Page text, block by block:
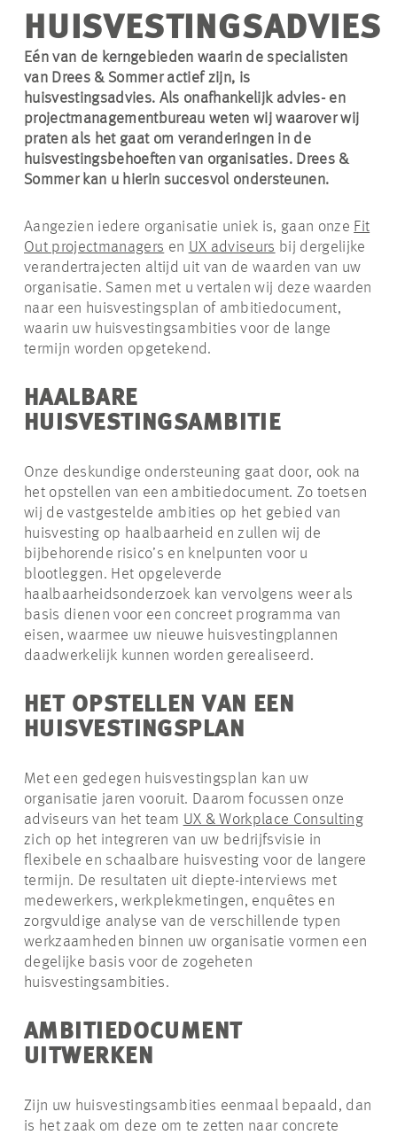
HUISVESTINGSADVIES
Eén van de kerngebieden waarin de specialisten
van Drees & Sommer actief zijn, is
huisvestingsadvies. Als onafhankelijk advies- en
projectmanagementbureau weten wij waarover wij
praten als het gaat om veranderingen in de
huisvestingsbehoeften van organisaties. Drees &
Sommer kan u hierin succesvol ondersteunen.
Aangezien iedere organisatie uniek is, gaan onze Fit
Out projectmanagers en UX adviseurs bij dergelijke
verandertrajecten altijd uit van de waarden van uw
organisatie. Samen met u vertalen wij deze waarden
naar een huisvestingsplan of ambitiedocument,
waarin uw huisvestingsambities voor de lange
termijn worden opgetekend.
HAALBARE
HUISVESTINGSAMBITIE
Onze deskundige ondersteuning gaat door, ook na
het opstellen van een ambitiedocument. Zo toetsen
wij de vastgestelde ambities op het gebied van
huisvesting op haalbaarheid en zullen wij de
bijbehorende risico’s en knelpunten voor u
blootleggen. Het opgeleverde
haalbaarheidsonderzoek kan vervolgens weer als
basis dienen voor een concreet programma van
eisen, waarmee uw nieuwe huisvestingplannen
daadwerkelijk kunnen worden gerealiseerd.
HET OPSTELLEN VAN EEN
HUISVESTINGSPLAN
Met een gedegen huisvestingsplan kan uw
organisatie jaren vooruit. Daarom focussen onze
adviseurs van het team UX & Workplace Consulting
zich op het integreren van uw bedrijfsvisie in
flexibele en schaalbare huisvesting voor de langere
termijn. De resultaten uit diepte-interviews met
medewerkers, werkplekmetingen, enquêtes en
zorgvuldige analyse van de verschillende typen
werkzaamheden binnen uw organisatie vormen een
degelijke basis voor de zogeheten
huisvestingsambities.
AMBITIEDOCUMENT
UITWERKEN
Zijn uw huisvestingsambities eenmaal bepaald, dan
is het zaak om deze om te zetten naar concrete